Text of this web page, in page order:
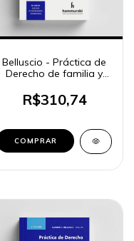
Belluscio - Práctica de
Derecho de familia y
R$310,74
COMPRAR